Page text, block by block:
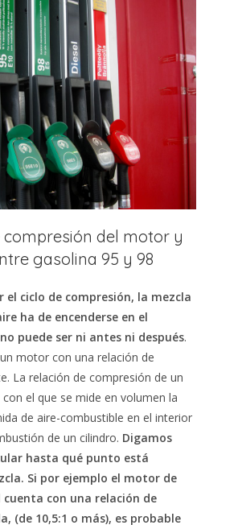
compresión del motor y
gasolina 95 y 98
el ciclo de compresión, la mezcla
ha de encenderse en el
puede ser ni antes ni después.
motor con una relación de
La relación de compresión de un
el que se mide en volumen la
de aire-combustible en el interior
de un cilindro. Digamos
hasta qué punto está
Si por ejemplo el motor de
con una relación de
(de 10,5:1 o más), es probable